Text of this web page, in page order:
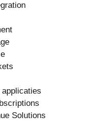
Solutions